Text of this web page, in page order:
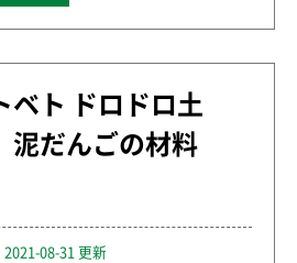
ベト ドロドロ土
泥だんごの材料
2021-08-31 更新